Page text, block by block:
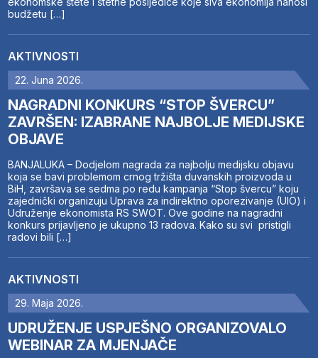
budžetu […]
AKTIVNOSTI
22. Juna 2026.
NAGRADNI KONKURS “STOP ŠVERCU”
ZAVRŠEN: IZABRANE NAJBOLJE MEDIJSKE
OBJAVE
BANJALUKA – Dodjelom nagrada za najbolju medijsku objavu
koja se bavi problemom crnog tržišta duvanskih proizvoda u
BiH, završava se sedma po redu kampanja “Stop švercu” koju
zajednički organizuju Uprava za indirektno oporezivanje (UIO) i
Udruženje ekonomista RS SWOT. Ove godine na nagradni
konkurs prijavljeno je ukupno 13 radova. Kako su svi pristigli
radovi bili […]
AKTIVNOSTI
29. Maja 2026.
UDRUŽENJE USPJEŠNO ORGANIZOVALO
WEBINAR ZA MJENJAČE